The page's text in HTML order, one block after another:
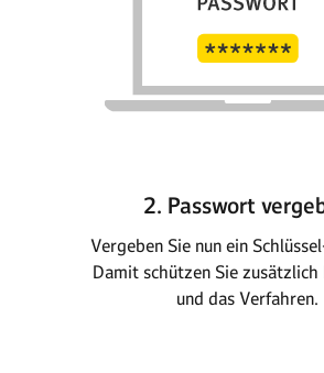
2. Passwort
Vergeben Sie nun ein
Damit schützen Sie zusätzlich
und das Verfahren.